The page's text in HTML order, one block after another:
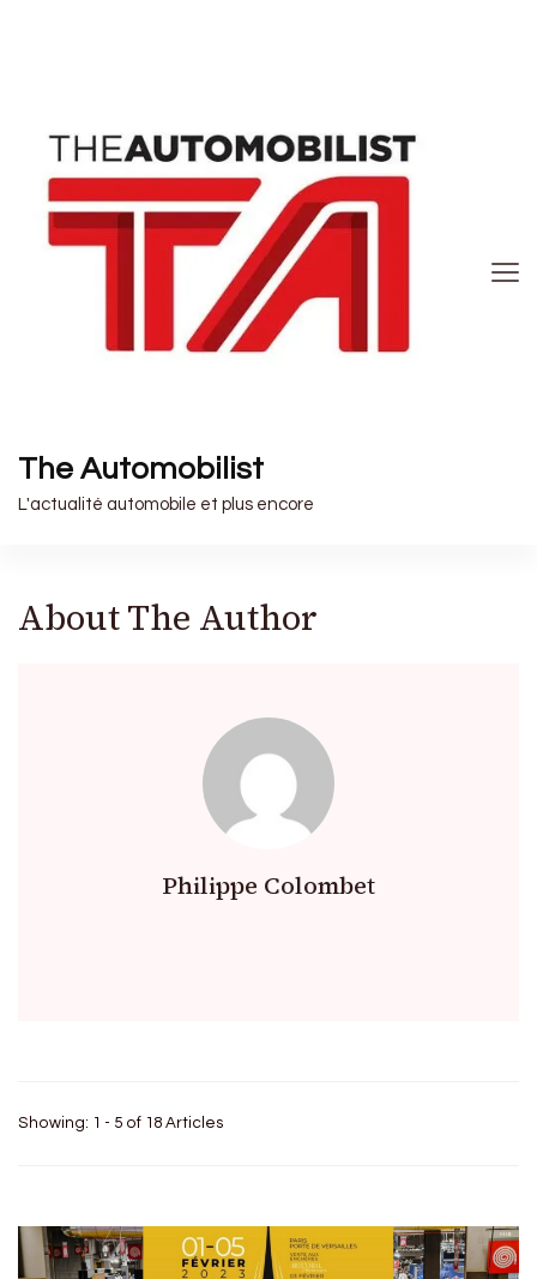
The Automobilist
L'actualité automobile et plus encore
About The Author
Philippe Colombet
Showing: 1 - 5 of 18 Articles